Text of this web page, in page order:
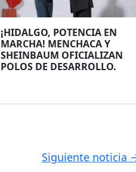
¡HIDALGO, POTENCIA EN
MARCHA! MENCHACA Y
SHEINBAUM OFICIALIZAN
POLOS DE DESARROLLO.
Siguiente noticia